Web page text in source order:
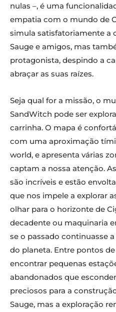
nulas –, é uma
empatia com o mundo de
simula satisfatoriamente a
Sauge e amigos, mas
protagonista, despindo a
abraçar as suas raízes.
Seja qual for a missão, o
SandWitch pode ser
carrinha. O mapa é
com uma aproximação
world, e apresenta várias
captam a nossa atenção.
são incríveis e estão
que nos impele a explorar
olhar para o horizonte de
decadente ou maquinaria
se o passado continuasse
do planeta. Entre pontos
encontrar pequenas
abandonados que
preciosos para a
Sauge, mas a exploração